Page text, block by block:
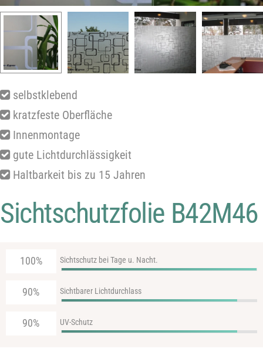
selbstklebend
kratzfeste Oberfläche
Innenmontage
gute Lichtdurchlässigkeit
Haltbarkeit bis zu 15 Jahren
Sichtschutzfolie B42M46
100% Sichtschutz bei Tage u. Nacht.
90% Sichtbarer Lichtdurchlass
90% UV-Schutz